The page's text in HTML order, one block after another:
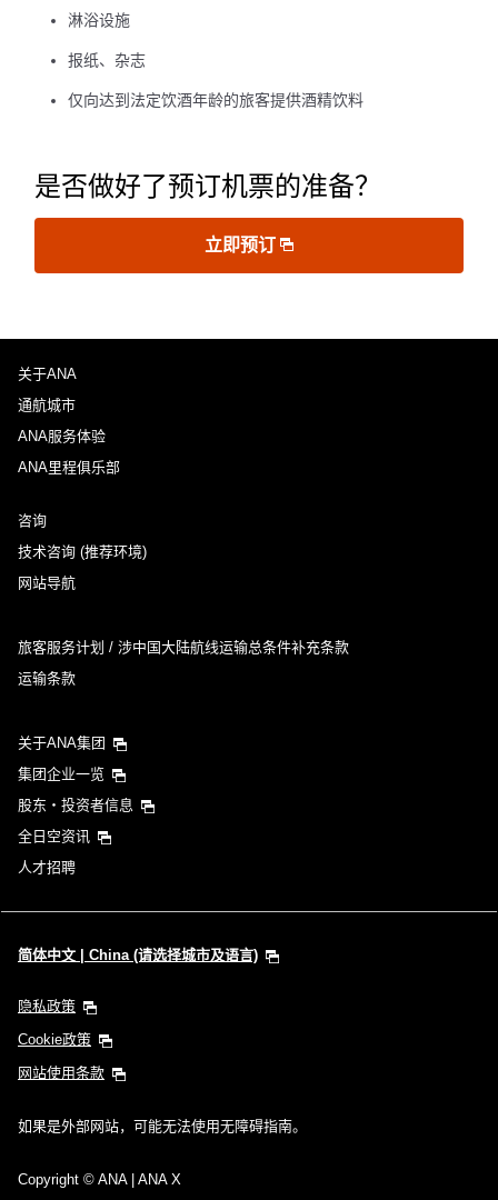
淋浴设施
报纸、杂志
仅向达到法定饮酒年龄的旅客提供酒精饮料
是否做好了预订机票的准备？
立即预订
关于ANA
通航城市
ANA服务体验
ANA里程俱乐部
咨询
技术咨询 (推荐环境)
网站导航
旅客服务计划 / 涉中国大陆航线运输总条件补充条款
运输条款
关于ANA集团
集团企业一览
股东・投资者信息
全日空资讯
人才招聘
简体中文 | China (请选择城市及语言)
隐私政策
Cookie政策
网站使用条款
如果是外部网站，可能无法使用无障碍指南。
Copyright © ANA | ANA X